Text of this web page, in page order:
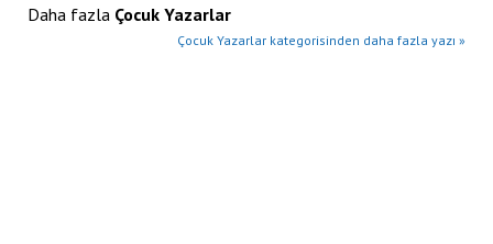
Daha fazla Çocuk Yazarlar
Çocuk Yazarlar kategorisinden daha fazla yazı »